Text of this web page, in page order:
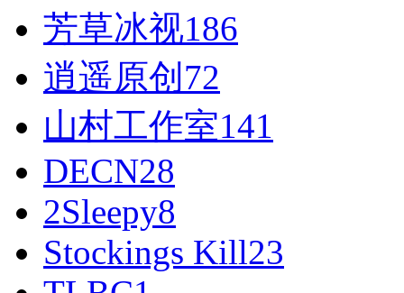
芳草冰视186
逍遥原创72
山村工作室141
DECN28
2Sleepy8
Stockings Kill23